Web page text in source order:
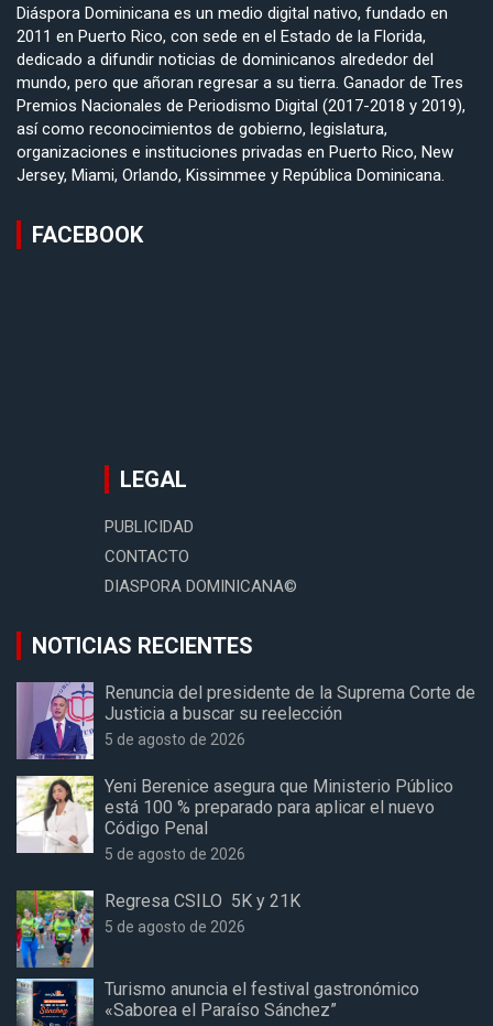
Diáspora Dominicana es un medio digital nativo, fundado en
2011 en Puerto Rico, con sede en el Estado de la Florida,
dedicado a difundir noticias de dominicanos alrededor del
mundo, pero que añoran regresar a su tierra. Ganador de Tres
Premios Nacionales de Periodismo Digital (2017-2018 y 2019),
así como reconocimientos de gobierno, legislatura,
organizaciones e instituciones privadas en Puerto Rico, New
Jersey, Miami, Orlando, Kissimmee y República Dominicana.
FACEBOOK
LEGAL
PUBLICIDAD
CONTACTO
DIASPORA DOMINICANA©
NOTICIAS RECIENTES
Renuncia del presidente de la Suprema Corte de
Justicia a buscar su reelección
5 de agosto de 2026
Yeni Berenice asegura que Ministerio Público
está 100 % preparado para aplicar el nuevo
Código Penal
5 de agosto de 2026
Regresa CSILO 5K y 21K
5 de agosto de 2026
Turismo anuncia el festival gastronómico
«Saborea el Paraíso Sánchez”